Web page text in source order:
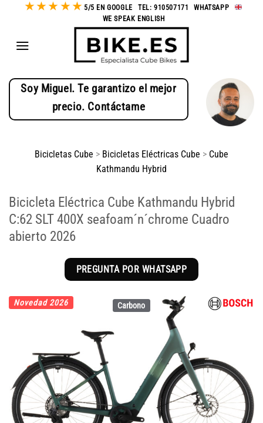
★★ ★ ★★ 5/5 EN GOOGLE TEL: 910507171 -WHATSAPP
WE SPEAK ENGLISH
Soy Miguel. Te garantizo el mejor
precio. Contáctame
Bicicletas Cube > Bicicletas Eléctricas Cube > Cube
Kathmandu Hybrid
Bicicleta Eléctrica Cube Kathmandu Hybrid
C:62 SLT 400X seafoam´n´chrome Cuadro
abierto 2026
PREGUNTA POR WHATSAPP
Carbono
Novedad 2026